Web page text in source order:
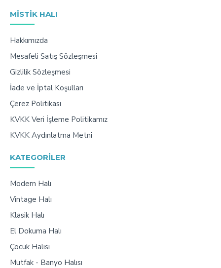
MISTIK HALI
Hakkımızda
Mesafeli Satış Sözleşmesi
Gizlilik Sözleşmesi
İade ve İptal Koşulları
Çerez Politikası
KVKK Veri İşleme Politikamız
KVKK Aydınlatma Metni
KATEGORILER
Modern Halı
Vintage Halı
Klasik Halı
El Dokuma Halı
Çocuk Halısı
Mutfak - Banyo Halısı